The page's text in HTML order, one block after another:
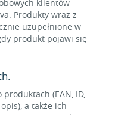
klientów
Produkty wraz z
uzupełnione w
produkt pojawi się
(EAN, ID,
a także ich